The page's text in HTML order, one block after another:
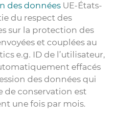
des données UE-États-
du respect des
sur la protection des
et couplées au
e.g. ID de l’utilisateur,
effacés
des données qui
conservation est
une fois par mois.